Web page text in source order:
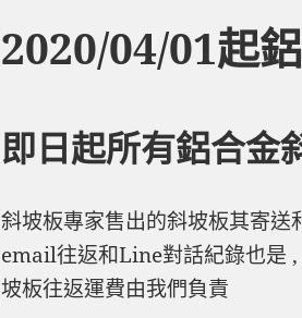
2020/04/01起
即日起所有鋁合金
斜坡板專家售出的斜坡板其寄
email往返和Line對話紀錄也是
坡板往返運費由我們負責